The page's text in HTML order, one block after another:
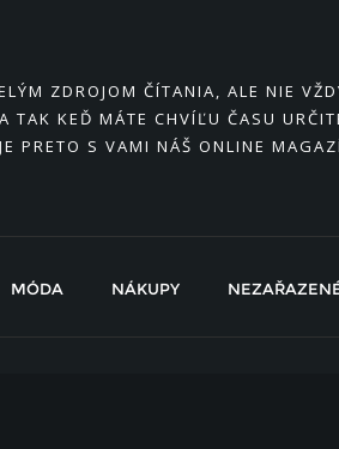
ZDROJOM ČÍTANIA, ALE NIE
TAK KEĎ MÁTE CHVÍĽU ČASU
PRETO S VAMI NÁŠ ONLINE
MÓDA NÁKUPY